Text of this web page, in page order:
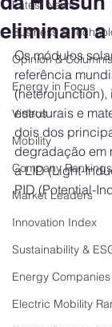
Latest News
Business &
Opinion &
Energy in Focus
Videos
Mobility
Company Rankings
Market Leaders
Innovation Index
Sustainability &
Energy
Electric Mobility
eliminam a
Os módulos
referência
estruturais e
dois dos
degradação em
a LID (Light-
PID (Potential-